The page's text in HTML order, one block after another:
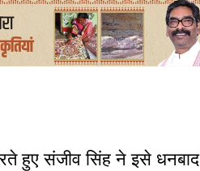
हुए संजीव सिंह ने इसे धनबाद